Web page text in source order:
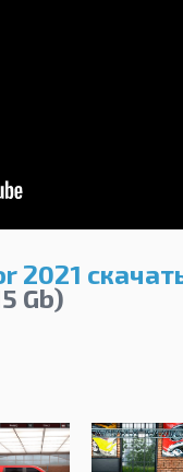
2021
Gb)